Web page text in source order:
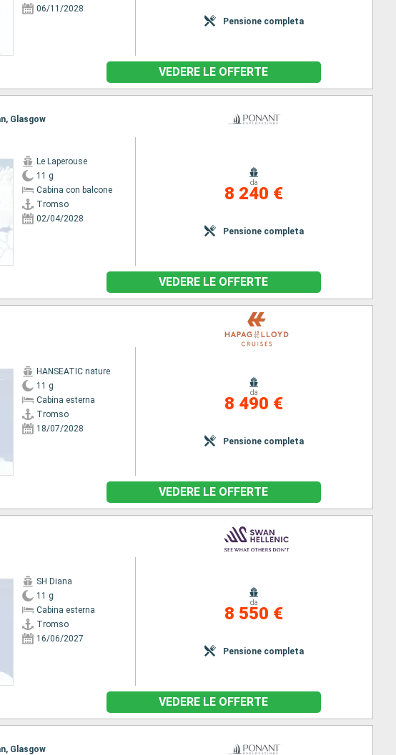
06/11/2028
Pensione completa
VEDERE LE OFFERTE
Glasgow
Le Laperouse
11 g
Cabina con balcone
Tromso
02/04/2028
da
8 240 €
Pensione completa
VEDERE LE OFFERTE
HANSEATIC nature
11 g
Cabina esterna
Tromso
18/07/2028
da
8 490 €
Pensione completa
VEDERE LE OFFERTE
SH Diana
11 g
Cabina esterna
Tromso
16/06/2027
da
8 550 €
Pensione completa
VEDERE LE OFFERTE
Glasgow